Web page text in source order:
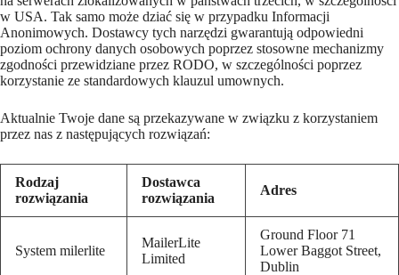
w USA. Tak samo może dziać się w przypadku Informacji
Anonimowych. Dostawcy tych narzędzi gwarantują odpowiedni
poziom ochrony danych osobowych poprzez stosowne mechanizmy
zgodności przewidziane przez RODO, w szczególności poprzez
korzystanie ze standardowych klauzul umownych.
Aktualnie Twoje dane są przekazywane w związku z korzystaniem
przez nas z następujących rozwiązań:
Rodzaj
rozwiązania
Dostawca
rozwiązania
Adres
System milerlite
MailerLite
Limited
Ground Floor 71
Lower Baggot Street,
Dublin